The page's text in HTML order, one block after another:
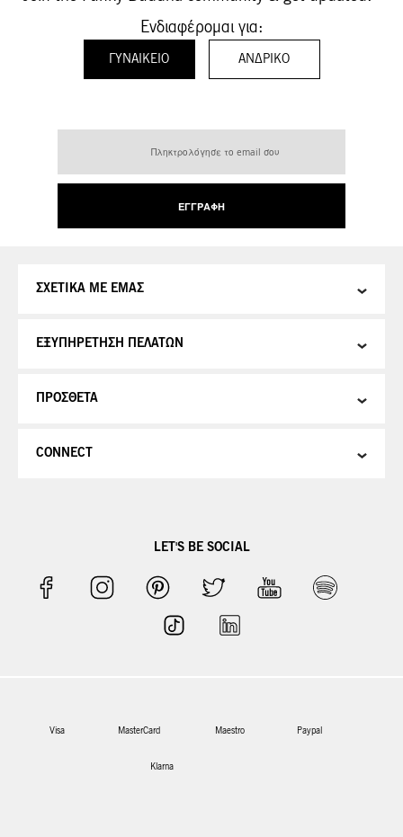
Ενδιαφέρομαι για:
ΓΥΝΑΙΚΕΊΟ ΑΝΔΡΙΚΌ
Ενημερωτικό
ΕΓΓΡΑΦΉ
ΣΧΕΤΙΚΑ ΜΕ ΕΜΑΣ
ΕΞΥΠΗΡΕΤΗΣΗ ΠΕΛΑΤΩΝ
ΠΡΟΣΘΕΤΑ
CONNECT
LET'S BE SOCIAL
Visa MasterCard Maestro Paypal
Klarna